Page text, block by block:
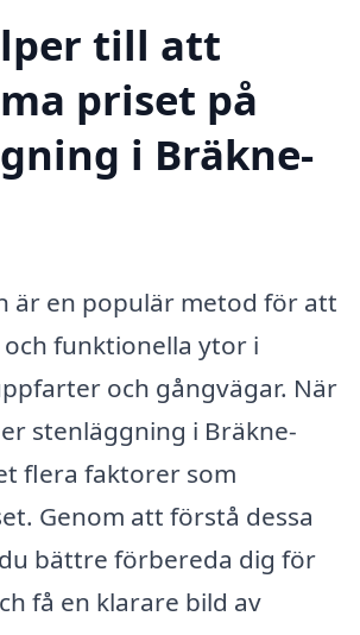
till att
priset på
i Bräkne-
är en populär metod för att
och funktionella ytor i
och gångvägar. När
stenläggning i Bräkne-
flera faktorer som
Genom att förstå dessa
bättre förbereda dig för
få en klarare bild av